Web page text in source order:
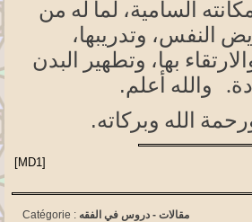
السامية، لما له من
النفس، وتدريبها،
بها، وتطهير البدن
والله أعلم.
الله وبركاته.
[MD1]
Catégorie : مقالات -دروس في الفقه